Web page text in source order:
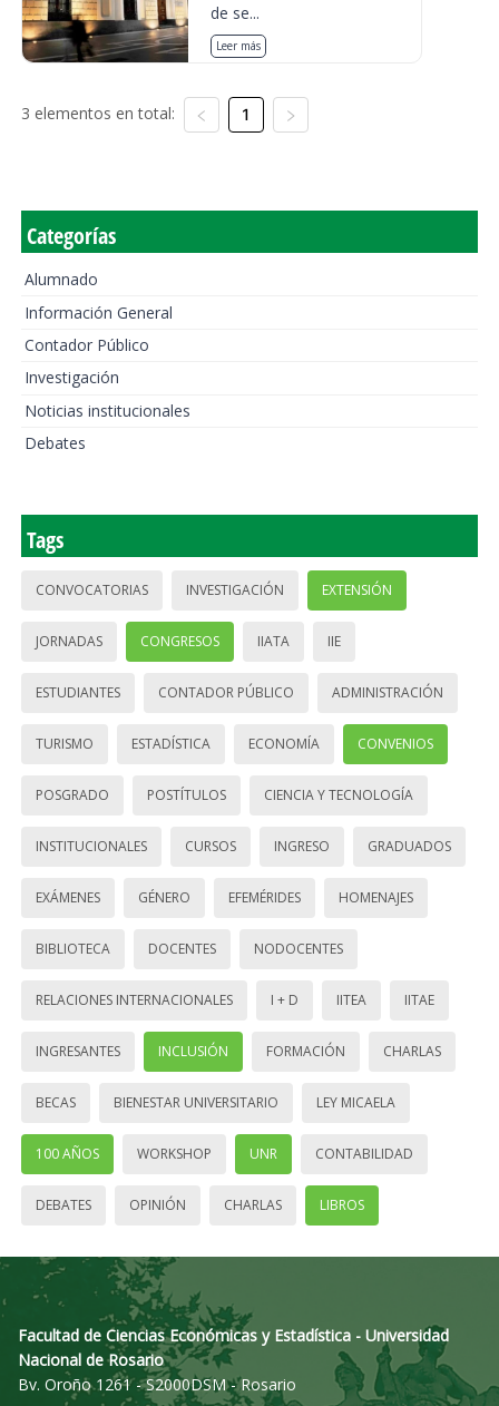
de se...
Leer más
3 elementos en total: 1
Categorías
Alumnado
Información General
Contador Público
Investigación
Noticias institucionales
Debates
Tags
CONVOCATORIAS INVESTIGACIÓN EXTENSIÓN
JORNADAS CONGRESOS IIATA IIE
ESTUDIANTES CONTADOR PÚBLICO ADMINISTRACIÓN
TURISMO ESTADÍSTICA ECONOMÍA CONVENIOS
POSGRADO POSTÍTULOS CIENCIA Y TECNOLOGÍA
INSTITUCIONALES CURSOS INGRESO GRADUADOS
EXÁMENES GÉNERO EFEMÉRIDES HOMENAJES
BIBLIOTECA DOCENTES NODOCENTES
RELACIONES INTERNACIONALES I + D IITEA IITAE
INGRESANTES INCLUSIÓN FORMACIÓN CHARLAS
BECAS BIENESTAR UNIVERSITARIO LEY MICAELA
100 AÑOS WORKSHOP UNR CONTABILIDAD
DEBATES OPINIÓN CHARLAS LIBROS
Facultad de Ciencias Económicas y Estadística - Universidad
Nacional de Rosario
Bv. Oroño 1261 - S2000DSM - Rosario